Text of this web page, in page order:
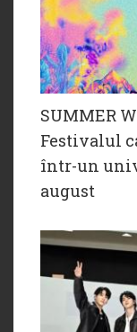
SUMMER
Festivalul
într-un
august